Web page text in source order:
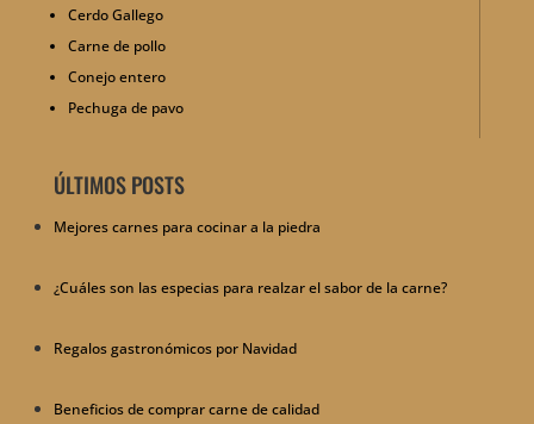
Cerdo Gallego
Carne de pollo
Conejo entero
Pechuga de pavo
ÚLTIMOS POSTS
Mejores carnes para cocinar a la piedra
¿Cuáles son las especias para realzar el sabor de la carne?
Regalos gastronómicos por Navidad
Beneficios de comprar carne de calidad